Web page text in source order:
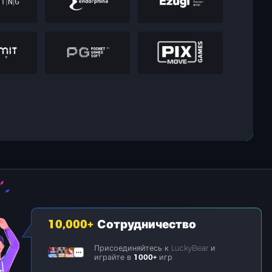
10,000+ Сотрудничество
Присоединяйтесь к LuckyBear и
играйте в 1000+игр